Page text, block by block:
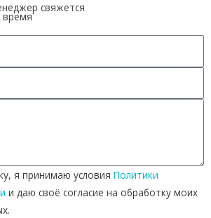
свяжется
время
я принимаю условия Политики
и даю своё согласие на обработку моих